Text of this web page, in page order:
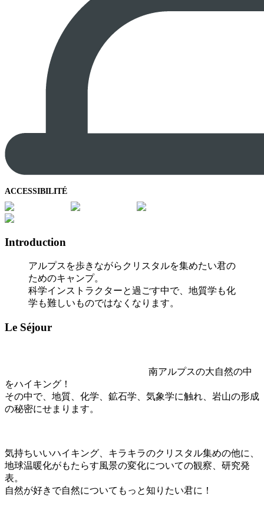
ACCESSIBILITÉ
Introduction
アルプスを歩きながらクリスタルを集めたい君の
ためのキャンプ。
科学インストラクターと過ごす中で、地質学も化
学も難しいものではなくなります。
Le Séjour
南アルプスの大自然の中
をハイキング！
その中で、地質、化学、鉱石学、気象学に触れ、岩山の形成
の秘密にせまります。
気持ちいいハイキング、キラキラのクリスタル集めの他に、
地球温暖化がもたらす風景の変化についての観察、研究発
表。
自然が好きで自然についてもっと知りたい君に！